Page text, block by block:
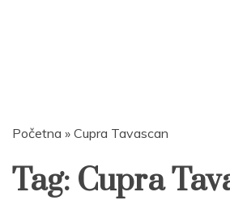
Početna » Cupra Tavascan
Tag: Cupra